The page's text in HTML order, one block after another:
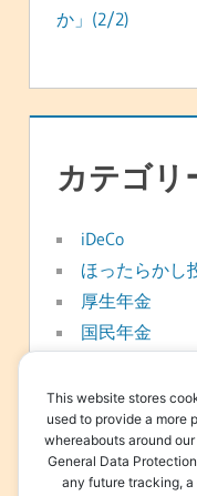
か」(2/2)
カテゴリ
iDeCo
ほったらかし
厚生年金
国民年金
新NISA
日常
資産形成
退職金
This website stores
used to provide a more
whereabouts around
General Data
any future tracking,